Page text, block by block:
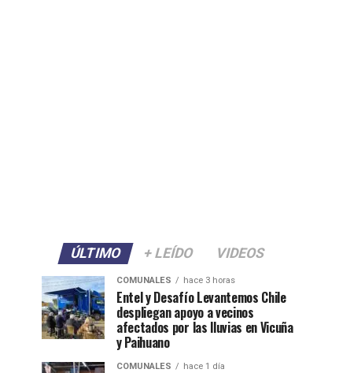
ÚLTIMO + LEÍDO VIDEOS
COMUNALES hace 3 horas
Entel y Desafío Levantemos Chile
despliegan apoyo a vecinos
afectados por las lluvias en Vicuña
y Paihuano
COMUNALES hace 1 día